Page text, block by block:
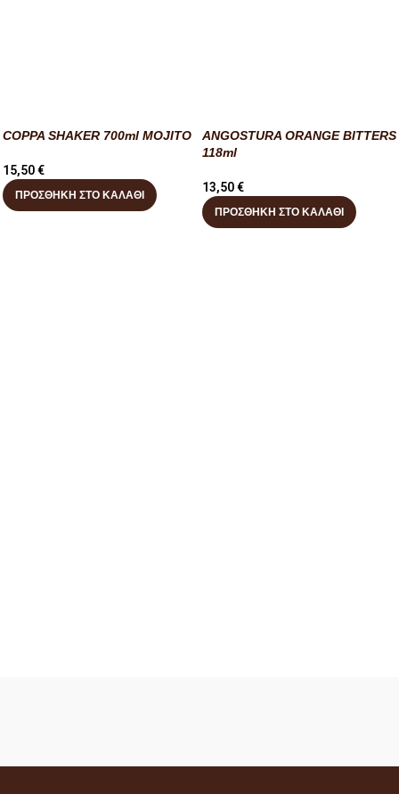
COPPA SHAKER 700ml MOJITO
15,50€
ΠΡΟΣΘΉΚΗ ΣΤΟ ΚΑΛΆΘΙ
ANGOSTURA ORANGE BITTERS
118ml
13,50€
ΠΡΟΣΘΉΚΗ ΣΤΟ ΚΑΛΆΘΙ